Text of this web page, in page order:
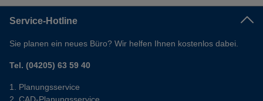
Service-Hotline
Sie planen ein neues Büro? Wir helfen Ihnen kostenlos dabei.
Tel. (04205) 63 59 40
Planungsservice